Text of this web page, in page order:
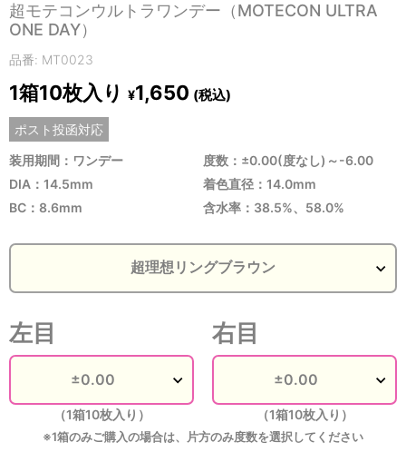
超モテコンウルトラワンデー（MOTECON ULTRA
ONE DAY）
品番: MT0023
1箱10枚入り ¥1,650 (税込)
ポスト投函対応
装用期間：ワンデー
度数：±0.00(度なし)～-6.00
DIA：14.5mm
着色直径：14.0mm
BC：8.6mm
含水率：38.5%、58.0%
左目
（1箱10枚入り）
右目
（1箱10枚入り）
※1箱のみご購入の場合は、片方のみ度数を選択してください